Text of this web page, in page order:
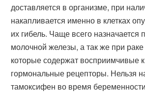
доставляется в организме, при
накапливается именно в клетках
их гибель. Чаще всего назначается
молочной железы, а так же при раке
которые содержат восприимчивые
гормональные рецепторы. Нельзя
тамоксифен во время